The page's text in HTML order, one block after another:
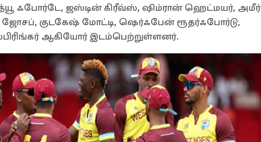
ஃபோர்டே, ஜஸ்டின் கிரீவ்ஸ், ஷிம்ரான் ஹெட்மயர், அமீர்
குடகேஷ் மோட்டி, ஷெர்ஃபேன் ரூதர்ஃபோர்டு,
ஆகியோர் இடம்பெற்றுள்ளனர்.